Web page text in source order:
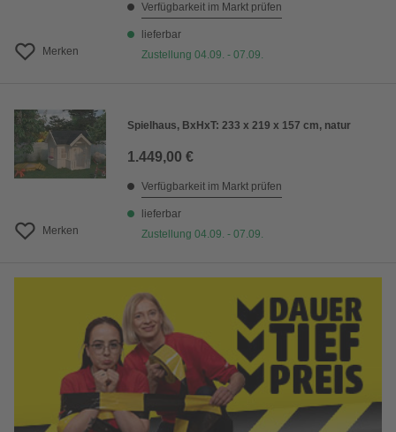
Merken
Verfügbarkeit im Markt prüfen
lieferbar
Zustellung 04.09. - 07.09.
Merken
Spielhaus, BxHxT: 233 x 219 x 157 cm, natur
1.449,00 €
Verfügbarkeit im Markt prüfen
lieferbar
Zustellung 04.09. - 07.09.